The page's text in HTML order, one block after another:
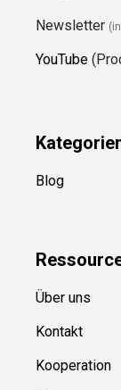
Newsletter
YouTube
Blog
Über uns
Kontakt
Kooperation